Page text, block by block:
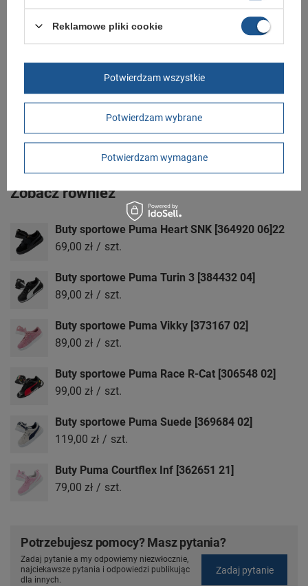
Zapięcie rzepy
Czas na reklamację z tytułu rękojmi
2 lata
rękojmia wyłączona dla przedsiębiorców
Adres do reklamacji
Butomania.pl
Zobacz również
Buty sportowe Puma Heart SNK [364920 06]22
69,00 zł / szt.
Buty sportowe Puma Turin 3 [384432 04]
89,00 zł / szt.
Buty sportowe Puma Vikky [373167 02]
89,00 zł / szt.
Buty sportowe Puma Race R-Cat [306548 02]
99,00 zł / szt.
Buty sportowe Puma Suede [369684 02]
119,00 zł / szt.
Buty Puma Courtflex Inf [362651 21]
79,00 zł / szt.
Potrzebujesz pomocy? Masz pytania?
Zadaj pytanie a my odpowiemy niezwłocznie,
najciekawsze pytania i odpowiedzi publikując
dla innych.
Zadaj pytanie
Reklamowe pliki cookie
Potwierdzam wybrane
Potwierdzam wymagane
Potwierdzam wszystkie